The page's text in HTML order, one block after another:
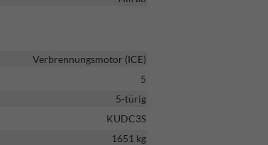
Verbrennungsmotor (ICE)
5
5-türig
KUDC3S
1651 kg